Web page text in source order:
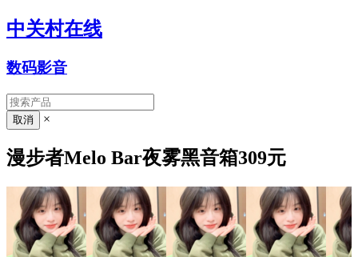
中关村在线
数码影音
×
漫步者Melo Bar夜雾黑音箱309元